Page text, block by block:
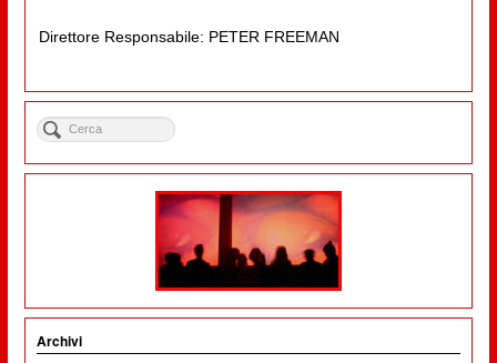
Direttore Responsabile: PETER FREEMAN
Archivi